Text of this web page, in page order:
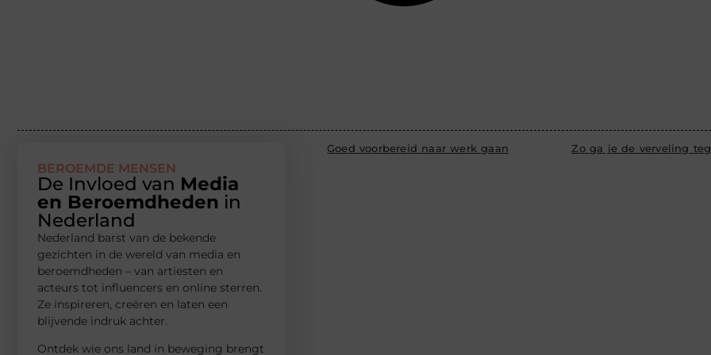
BEROEMDE MENSEN
De Invloed van Media
en Beroemdheden in
Nederland
Nederland barst van de bekende
gezichten in de wereld van media en
beroemdheden – van artiesten en
acteurs tot influencers en online sterren.
Ze inspireren, creëren en laten een
blijvende indruk achter.
Ontdek wie ons land in beweging brengt
Goed voorbereid naar werk gaan Zo ga je de verveling